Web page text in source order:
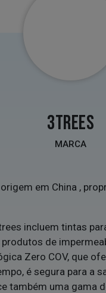
3TREES
MARCA
origem em China ,
incluem tintas
de
Zero COV, que
é segura para a
também uma gama